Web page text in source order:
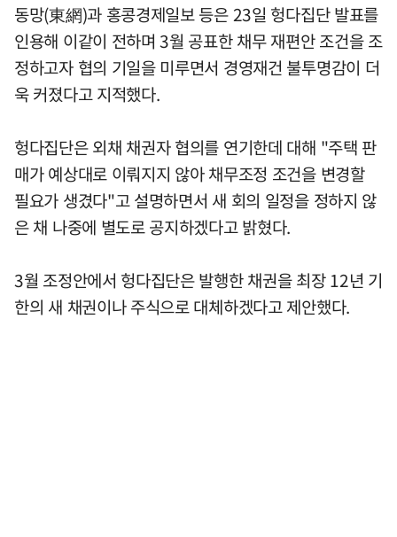
동망(東網)과 홍콩경제일보 등은 23일 헝다집단 발표를
인용해 이같이 전하며 3월 공표한 채무 재편안 조건을 조
정하고자 협의 기일을 미루면서 경영재건 불투명감이 더
욱 커졌다고 지적했다.
헝다집단은 외채 채권자 협의를 연기한데 대해 "주택 판
매가 예상대로 이뤄지지 않아 채무조정 조건을 변경할
필요가 생겼다"고 설명하면서 새 회의 일정을 정하지 않
은 채 나중에 별도로 공지하겠다고 밝혔다.
3월 조정안에서 헝다집단은 발행한 채권을 최장 12년 기
한의 새 채권이나 주식으로 대체하겠다고 제안했다.